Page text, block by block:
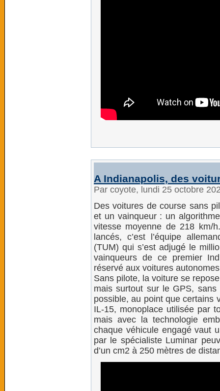
A Indianapolis, des
Par coyote, lundi 25 octobre
Des voitures de course sans
et un vainqueur : un
vitesse moyenne de 218 km/
lancés, c’est l’équipe
(TUM) qui s’est adjugé le
vainqueurs de ce premier
réservé aux voitures
Sans pilote, la voiture se
mais surtout sur le GPS, sans
possible, au point que certains
IL-15, monoplace utilisée par
mais avec la technologie
chaque véhicule engagé vaut
par le spécialiste Luminar
d’un cm2 à 250 mètres de